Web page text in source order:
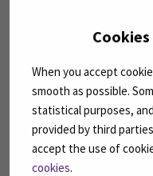
When you accept
smooth as possible.
statistical purposes,
provided by third
accept the use of
cookies.
Lue lisää
Valintakokeet
Tietoa uusille